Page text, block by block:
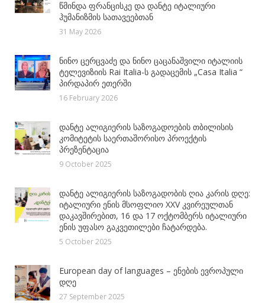
წმინდა ფრანცისკე და დანტე იტალიური
ჰუმანიზმის სათავეებთან
31 May 2026
ნინო ცერცვაძე და ნინო ცაცანაშვილი იტალიის
ტელევიზიის Rai Italia-ს გადაცემის „Casa Italia “
პირდაპირ ეთერში
16 February 2026
დანტე ალიგიერის საზოგადოების თბილისის
კომიტეტის საერთაშორისო პროექტის
პრეზენტაცია
9 October 2025
დანტე ალიგიერის საზოგადობის ღია კარის დღე:
იტალიური ენის მსოფლიო XXV კვირეულთან
დაკავშირებით, 16 და 17 ოქტომბერს იტალიური
ენის უფასო გაკვეთილები ჩატარდება.
5 October 2025
European day of languages – ენების ევროპული
დღე
27 September 2025